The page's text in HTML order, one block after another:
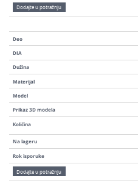
Dodajte u potražnju
Deo
DIA
Dužina
Materijal
Model
Prikaz 3D modela
Količina
Na lageru
Rok isporuke
Dodajte u potražnju